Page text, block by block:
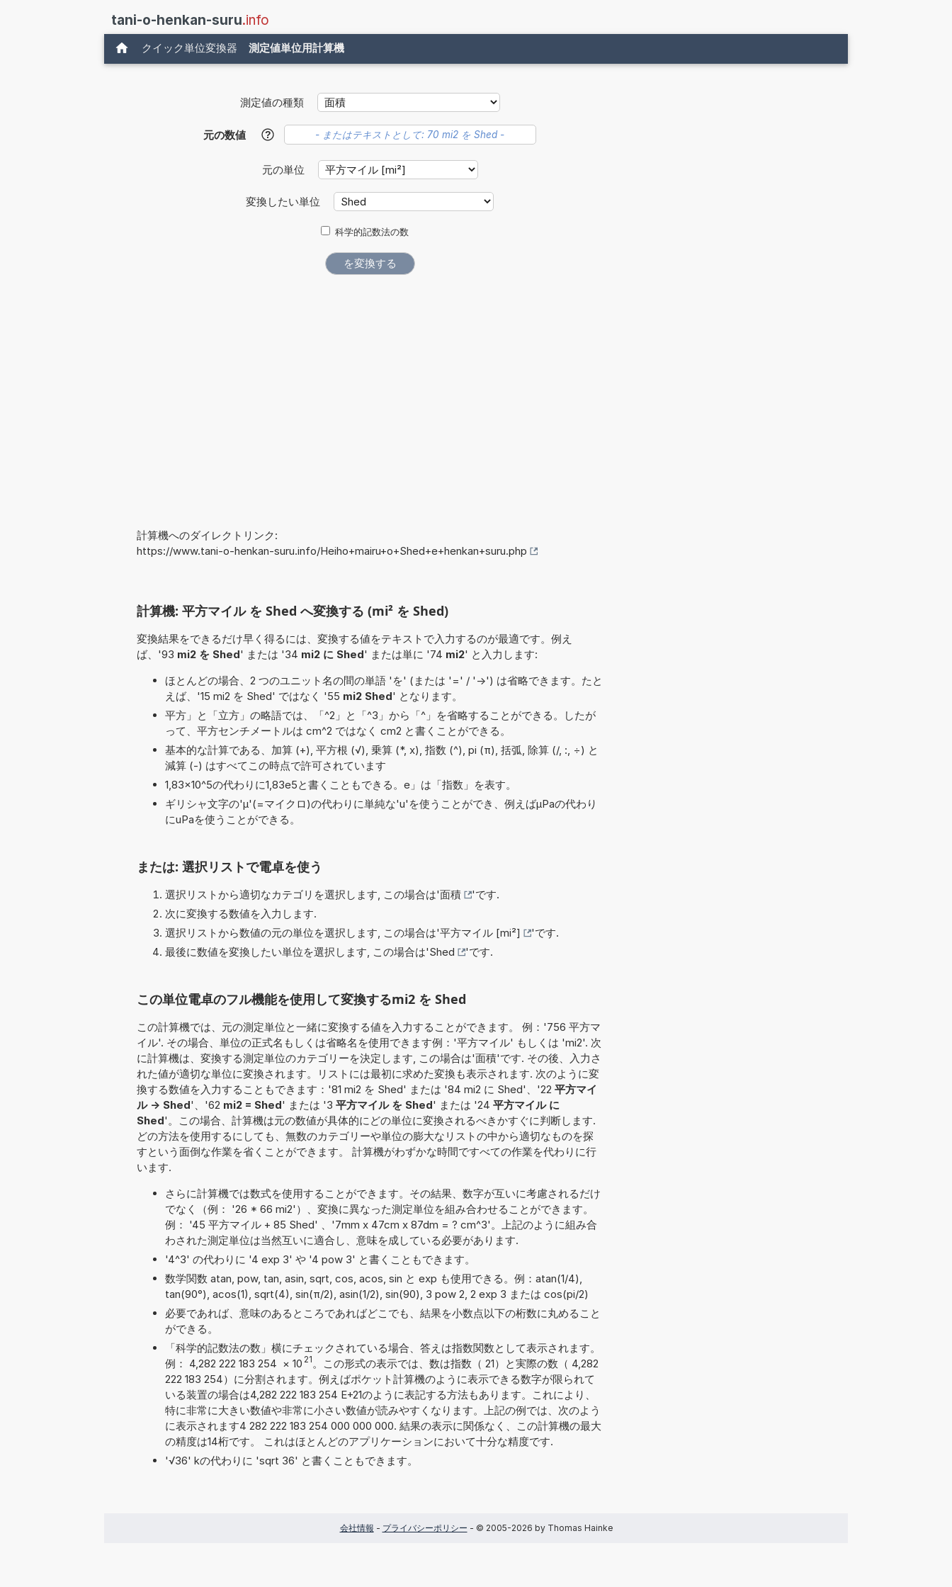
tani-o-henkan-suru.info
クイック単位変換器 測定値単位用計算機
測定値の種類
元の数値 ?
元の単位
変換したい単位
科学的記数法の数
計算機へのダイレクトリンク:
https://www.tani-o-henkan-suru.info/Heiho+mairu+o+Shed+e+henkan+suru.php
計算機: 平方マイル を Shed へ変換する (mi² を Shed)
変換結果をできるだけ早く得るには、変換する値をテキストで入力するのが最適です。例え
ば、'93 mi2 を Shed' または '34 mi2 に Shed' または単に '74 mi2' と入力します:
ほとんどの場合、2 つのユニット名の間の単語 'を' (または '=' / '->') は省略できます。たと
えば、'15 mi2 を Shed' ではなく '55 mi2 Shed' となります。
平方」と「立方」の略語では、「^2」と「^3」から「^」を省略することができる。したが
って、平方センチメートルは cm^2 ではなく cm2 と書くことができる。
基本的な計算である、加算 (+), 平方根 (√), 乗算 (*, x), 指数 (^), pi (π), 括弧, 除算 (/, :, ÷) と
減算 (-) はすべてこの時点で許可されています
1,83×10^5の代わりに1,83e5と書くこともできる。e」は「指数」を表す。
ギリシャ文字の'μ'(=マイクロ)の代わりに単純な'u'を使うことができ、例えばµPaの代わり
にuPaを使うことができる。
または: 選択リストで電卓を使う
選択リストから適切なカテゴリを選択します, この場合は'面積
'です.
次に変換する数値を入力します.
選択リストから数値の元の単位を選択します, この場合は'平方マイル [mi²]
'です.
最後に数値を変換したい単位を選択します, この場合は'Shed 'です.
この単位電卓のフル機能を使用して変換するmi2 を Shed
この計算機では、元の測定単位と一緒に変換する値を入力することができます。 例：'756 平方マ
イル'. その場合、単位の正式名もしくは省略名を使用できます例：'平方マイル' もしくは 'mi2'. 次
に計算機は、変換する測定単位のカテゴリーを決定します, この場合は'面積'です. その後、入力さ
れた値が適切な単位に変換されます。リストには最初に求めた変換も表示されます. 次のように変
換する数値を入力することもできます：'81 mi2 を Shed' または '84 mi2 に Shed'、'22 平方マイ
ル -> Shed'、'62 mi2 = Shed' または '3 平方マイル を Shed' または '24 平方マイル に
Shed'。この場合、計算機は元の数値が具体的にどの単位に変換されるべきかすぐに判断します.
どの方法を使用するにしても、無数のカテゴリーや単位の膨大なリストの中から適切なものを探
すという面倒な作業を省くことができます。 計算機がわずかな時間ですべての作業を代わりに行
います.
さらに計算機では数式を使用することができます。その結果、数字が互いに考慮されるだけ
でなく（例： '26 * 66 mi2'）、変換に異なった測定単位を組み合わせることができます。
例： '45 平方マイル + 85 Shed' 、'7mm x 47cm x 87dm = ? cm^3'。上記のように組み合
わされた測定単位は当然互いに適合し、意味を成している必要があります.
'4^3' の代わりに '4 exp 3' や '4 pow 3' と書くこともできます。
数学関数 atan, pow, tan, asin, sqrt, cos, acos, sin と exp も使用できる。例：atan(1/4),
tan(90°), acos(1), sqrt(4), sin(π/2), asin(1/2), sin(90), 3 pow 2, 2 exp 3 または cos(pi/2)
必要であれば、意味のあるところであればどこでも、結果を小数点以下の桁数に丸めること
ができる。
「科学的記数法の数」横にチェックされている場合、答えは指数関数として表示されます。
例： 4,282 222 183 254 × 10 21 。この形式の表示では、数は指数（ 21）と実際の数（ 4,282
222 183 254）に分割されます。例えばポケット計算機のように表示できる数字が限られて
いる装置の場合は4,282 222 183 254 E+21のように表記する方法もあります。これにより、
特に非常に大きい数値や非常に小さい数値が読みやすくなります。上記の例では、次のよう
に表示されます4 282 222 183 254 000 000 000. 結果の表示に関係なく、この計算機の最大
の精度は14桁です。 これはほとんどのアプリケーションにおいて十分な精度です.
'√36' kの代わりに 'sqrt 36' と書くこともできます。
会社情報 - プライバシーポリシー - © 2005-2026 by Thomas Hainke